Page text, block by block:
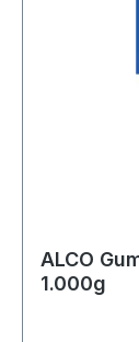
ALCO
1.000g